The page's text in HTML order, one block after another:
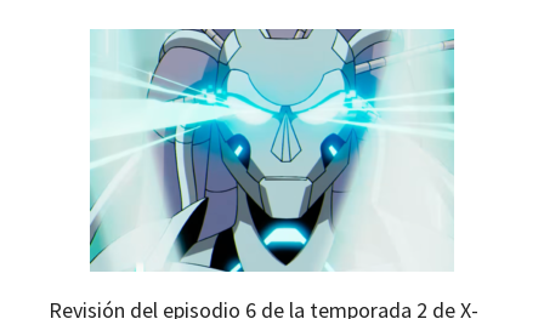
Revisión del episodio 6 de la temporada 2 de X-